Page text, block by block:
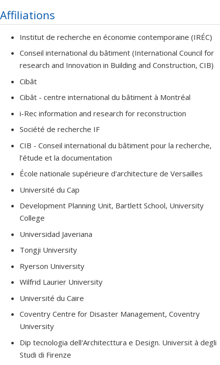
Affiliations
Institut de recherche en économie contemporaine (IRÉC)
Conseil international du bâtiment (International Council for
research and Innovation in Building and Construction, CIB)
Cibât
Cibât - centre international du bâtiment à Montréal
i-Rec information and research for reconstruction
Société de recherche IF
CIB - Conseil international du bâtiment pour la recherche,
l’étude et la documentation
École nationale supérieure d'architecture de Versailles
Université du Cap
Development Planning Unit, Bartlett School, University
College
Universidad Javeriana
Tongji University
Ryerson University
Wilfrid Laurier University
Université du Caire
Coventry Centre for Disaster Management, Coventry
University
Dip tecnologia dell'Architecttura e Design. Universit à degli
Studi di Firenze